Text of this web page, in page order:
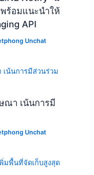
ร้อมแนะนำให้
API
Unchat
ณา เน้นการมี
Unchat